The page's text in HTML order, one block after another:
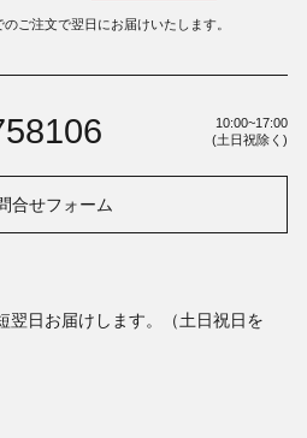
ご注文で翌日にお届けいたします。
10:00~17:00
(土日祝除く)
合せフォーム
翌日お届けします。（土日祝日を